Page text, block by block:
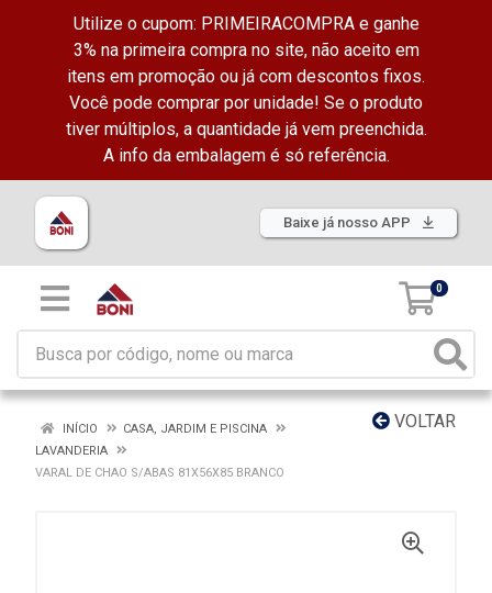
Utilize o cupom: PRIMEIRACOMPRA e ganhe
3% na primeira compra no site, não aceito em
itens em promoção ou já com descontos fixos.
Você pode comprar por unidade! Se o produto
tiver múltiplos, a quantidade já vem preenchida.
A info da embalagem é só referência.
Baixe já nosso APP
0
VOLTAR
INÍCIO
CASA, JARDIM E PISCINA
LAVANDERIA
VARAL DE CHAO S/ABAS 81X56X85 BRANCO